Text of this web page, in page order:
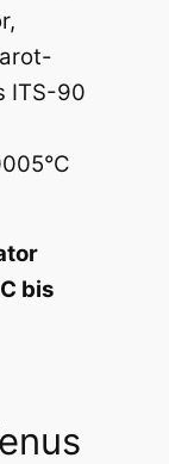
u
h
5
ITS-90
bis